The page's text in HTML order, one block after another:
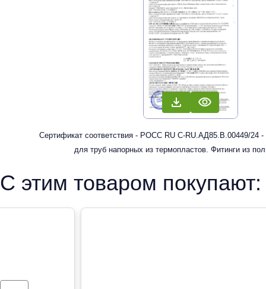
Сертификат соответствия - РОСС RU С-RU.АД85.В.00449/24
для труб напорных из термопластов. Фитинги из
отопления
С этим товаром покупают: